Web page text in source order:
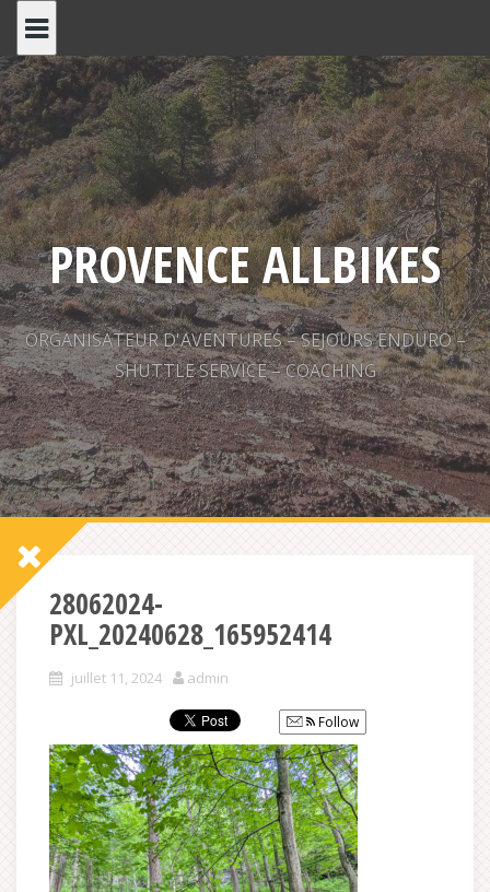
content
PROVENCE ALLBIKES
ORGANISATEUR D'AVENTURES – SEJOURS ENDURO –
SHUTTLE SERVICE – COACHING
28062024-
PXL_20240628_165952414
juillet 11, 2024 admin
Follow